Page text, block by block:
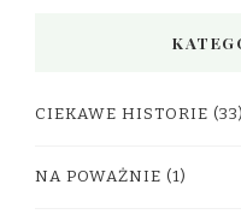
CIEKAWE HISTORIE (33)
NA POWAŻNIE (1)